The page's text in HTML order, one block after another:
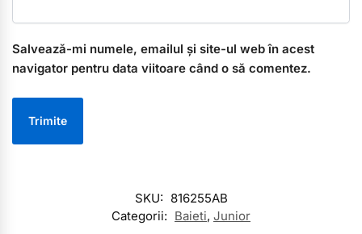
Salvează-mi numele, emailul și site-ul web în acest
navigator pentru data viitoare când o să comentez.
SKU: 816255AB
Categorii: Baieti, Junior